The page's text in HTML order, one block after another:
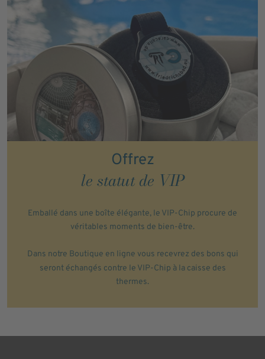
Offrez
le statut de VIP
Emballé dans une boîte élégante, le VIP-Chip procure de
véritables moments de bien-être.
Dans notre Boutique en ligne vous recevrez des bons qui
seront échangés contre le VIP-Chip à la caisse des
thermes.